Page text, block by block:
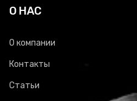
О НАС
О компании
Контакты
Статьи